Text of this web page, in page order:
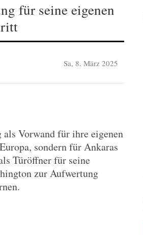
für seine eigenen
Sa, 8. März 2025
Vorwand für ihre eigenen
sondern für Ankaras
Türöffner für seine
zur Aufwertung